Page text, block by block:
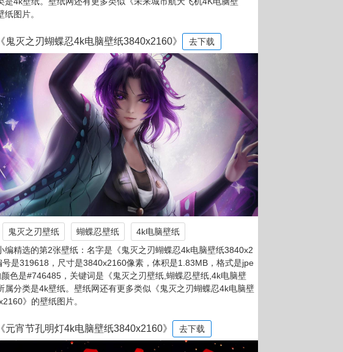
纸图片。
鬼灭之刃蝴蝶忍4k电脑壁纸3840x2160》 去下载
鬼灭之刃壁纸 蝴蝶忍壁纸
4k电脑壁纸
编精选的第2张壁纸：名字是《鬼灭之刃蝴蝶忍4k电脑壁纸3840x2
号是319618，尺寸是3840x2160像素，体积是1.83MB，格式是jpe
色是#746485，关键词是《鬼灭之刃壁纸,蝴蝶忍壁纸,4k电脑壁
属分类是4k壁纸。壁纸网还有更多类似《鬼灭之刃蝴蝶忍4k电脑壁
》的壁纸图片。
元宵节孔明灯4k电脑壁纸3840x2160》 去下载